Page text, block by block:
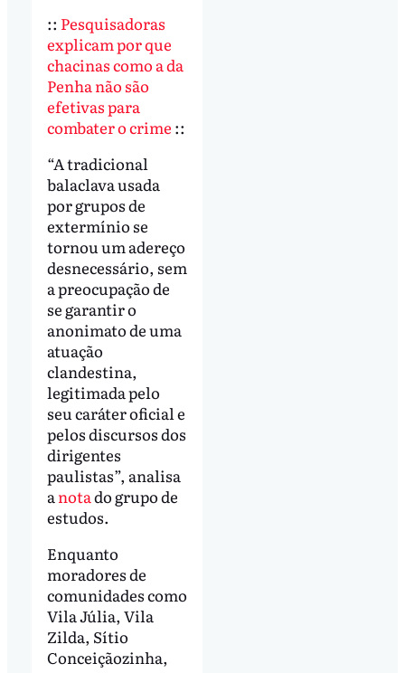
:: Pesquisadoras
explicam por que
chacinas como a da
Penha não são
efetivas para
combater o crime ::
“A tradicional
balaclava usada
por grupos de
extermínio se
tornou um adereço
desnecessário, sem
a preocupação de
se garantir o
anonimato de uma
atuação
clandestina,
legitimada pelo
seu caráter oficial e
pelos discursos dos
dirigentes
paulistas”, analisa
anotado grupo de
estudos.
Enquanto
moradores de
comunidades como
Vila Júlia, Vila
Zilda, Sítio
Conceiçãozinha,